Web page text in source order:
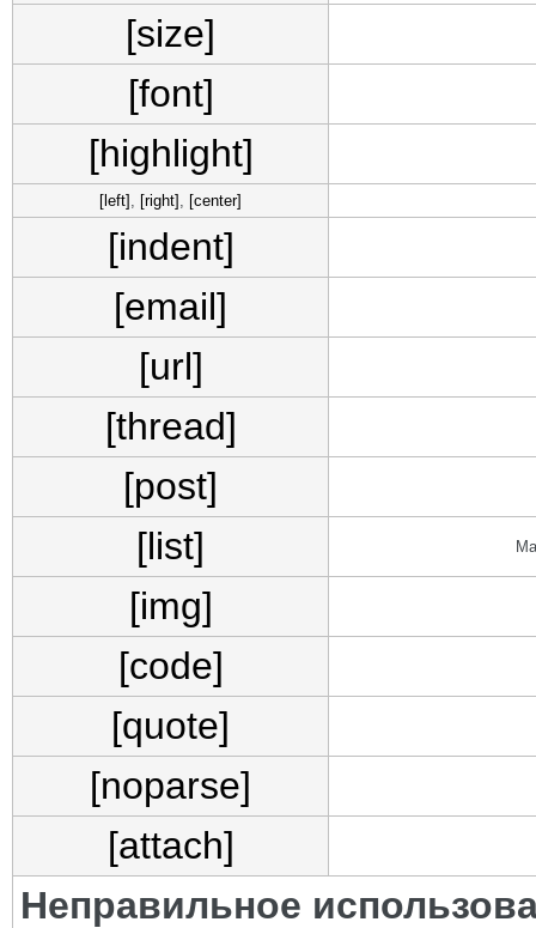
[size]
[font]
[highlight]
[left] , [right] , [center]
[indent]
[email]
[url]
[thread]
[post]
[list]
[img]
[code]
[quote]
[noparse]
[attach]
Неправильное